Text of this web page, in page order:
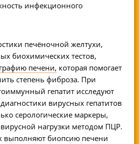
инфекционного
печёночной желтухи,
биохимических тестов,
печени, которая помогает
степень фиброза. При
гепатит исследуют
вирусных гепатитов
серологические маркеры,
нагрузки методом ПЦР.
выполняют биопсию печени